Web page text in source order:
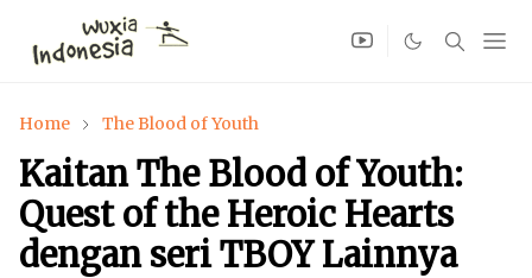
Home The Blood of Youth
Kaitan The Blood of Youth:
Quest of the Heroic Hearts
dengan seri TBOY Lainnya